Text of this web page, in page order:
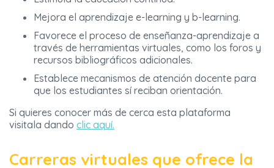
Mejora el aprendizaje e-learning y b-learning.
Favorece el proceso de enseñanza-aprendizaje a
través de herramientas virtuales, como los foros y
recursos bibliográficos adicionales.
Establece mecanismos de atención docente para
que los estudiantes sí reciban orientación.
Si quieres conocer más de cerca esta plataforma
visitala dando clic aquí.
Carreras virtuales que ofrece la